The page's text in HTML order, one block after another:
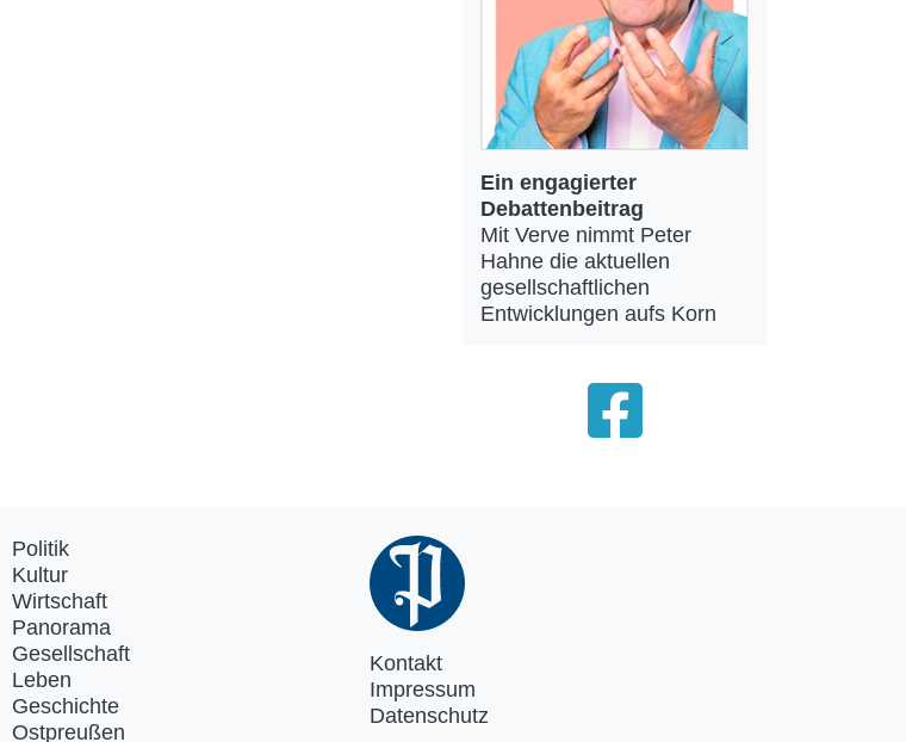
Ein engagierter
Debattenbeitrag
Mit Verve nimmt Peter
Hahne die aktuellen
gesellschaftlichen
Entwicklungen aufs Korn
Politik
Kultur
Wirtschaft
Panorama
Gesellschaft
Leben
Geschichte
Ostpreußen
Kontakt
Impressum
Datenschutz